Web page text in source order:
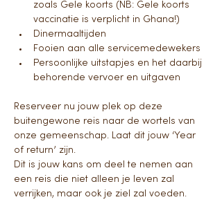
zoals Gele koorts (NB: Gele koorts
vaccinatie is verplicht in Ghana!)
Dinermaaltijden
Fooien aan alle servicemedewekers
Persoonlijke uitstapjes en het daarbij
behorende vervoer en uitgaven
Reserveer nu jouw plek op deze
buitengewone reis naar de wortels van
onze gemeenschap. Laat dit jouw ‘Year
of return’ zijn.
Dit is jouw kans om deel te nemen aan
een reis die niet alleen je leven zal
verrijken, maar ook je ziel zal voeden.